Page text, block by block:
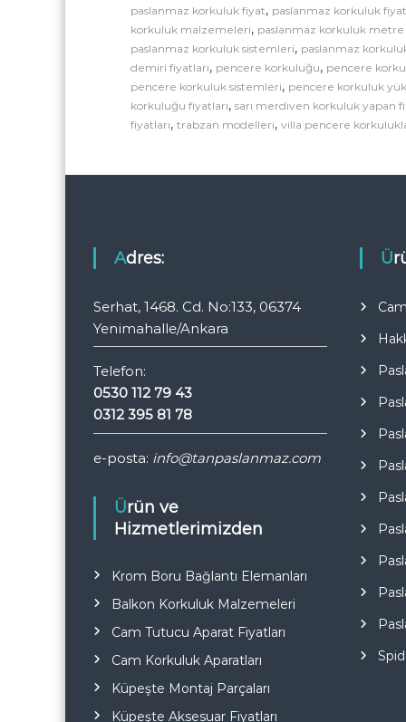
paslanmaz korkuluk fiyat, paslanmaz korkuluk
korkuluk malzemeleri, paslanmaz korkuluk metre
paslanmaz korkuluk sistemleri, paslanmaz
demiri fiyatları, pencere korkuluğu, pencere
pencere korkuluk sistemleri, pencere korkuluk
korkuluğu fiyatları,sarı merdiven korkuluk yapan
fiyatları,trabzan modelleri,villa pencere
Adres:
Serhat, 1468. Cd. No:133, 06374
Yenimahalle/Ankara
Telefon:
0530 112 79 43
0312 395 81 78
e-posta: info@tanpaslanmaz.com
Ürün ve
Hizmetlerimizden
Krom Boru Bağlantı Elemanları
Balkon Korkuluk Malzemeleri
Cam Tutucu Aparat Fiyatları
Cam Korkuluk Aparatları
Küpeşte Montaj Parçaları
Küpeşte Aksesuar Fiyatları